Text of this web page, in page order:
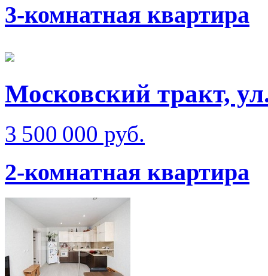
3-комнатная квартира
Московский тракт,
3 500 000 руб.
2-комнатная квартира